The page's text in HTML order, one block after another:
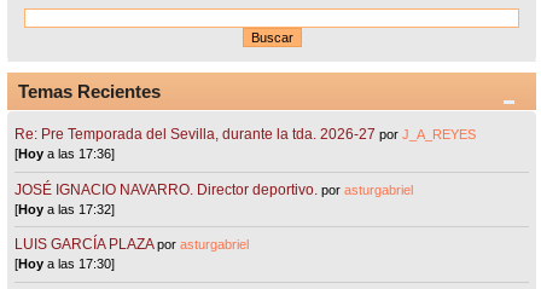
Temas Recientes
Re: Pre Temporada del Sevilla, durante la tda. 2026-27 porJ_A_REYES
[Hoy a las 17:36]
JOSÉ IGNACIO NAVARRO. Director deportivo. porasturgabriel
[Hoy a las 17:32]
LUIS GARCÍA PLAZA porasturgabriel
[Hoy a las 17:30]